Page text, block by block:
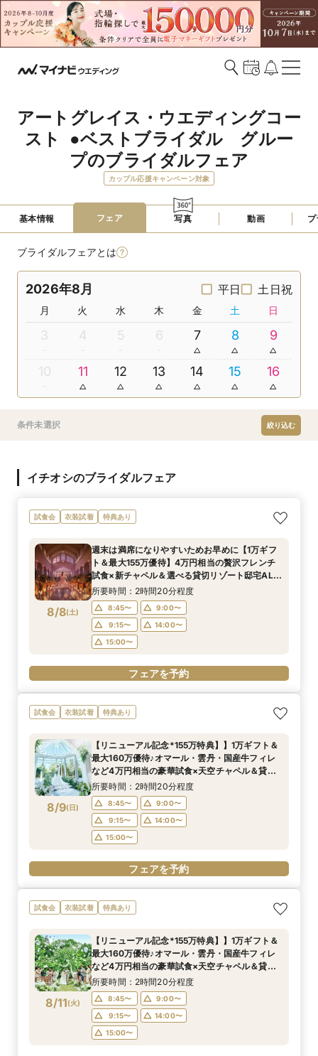
アートグレイス・ウエディングコー
スト  ●ベストブライダル　グルー
プのブライダルフェア
カップル応援キャンペーン対象
基本情報 フェア 写真 動画
ブライダルフェアとは
2026年8月 平日 土日祝
月 火 水 木 金 土 日
3 4 5 6 7 8 9
10 11 12 13 14 15 16
条件未選択 絞り込む
イチオシのブライダルフェア
試食会 衣装試着 特典あり
8/8(土)
週末は満席になりやすいためお早めに【1万ギフ
ト＆最大155万優待】4万円相当の贅沢フレンチ
試食×新チャペル＆選べる貸切リゾート邸宅ALL
体験BIGフェア
所要時間：2時間20分程度
8:45〜
9:00〜
9:15〜
14:00〜
15:00〜
フェアを予約
試食会 衣装試着 特典あり
8/9(日)
【リニューアル記念*155万特典】】1万ギフト＆
最大160万優待♪オマール・雲丹・国産牛フィレ
など4万円相当の豪華試食×天空チャペル＆貸切
邸宅を体験＊マイナビ限定BIGフェア
所要時間：2時間20分程度
8:45〜
9:00〜
9:15〜
14:00〜
15:00〜
フェアを予約
試食会 衣装試着 特典あり
8/11(火)
【リニューアル記念*155万特典】】1万ギフト＆
最大160万優待♪オマール・雲丹・国産牛フィレ
など4万円相当の豪華試食×天空チャペル＆貸切
邸宅を体験＊マイナビ限定BIGフェア
所要時間：2時間20分程度
8:45〜
9:00〜
9:15〜
14:00〜
15:00〜